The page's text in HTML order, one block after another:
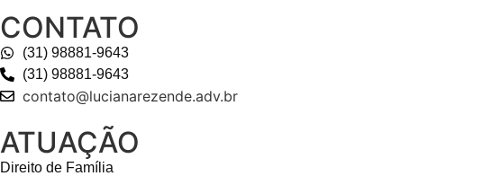
CONTATO
(31) 98881-9643
(31) 98881-9643
contato@lucianarezende.adv.br
ATUAÇÃO
Direito de Família